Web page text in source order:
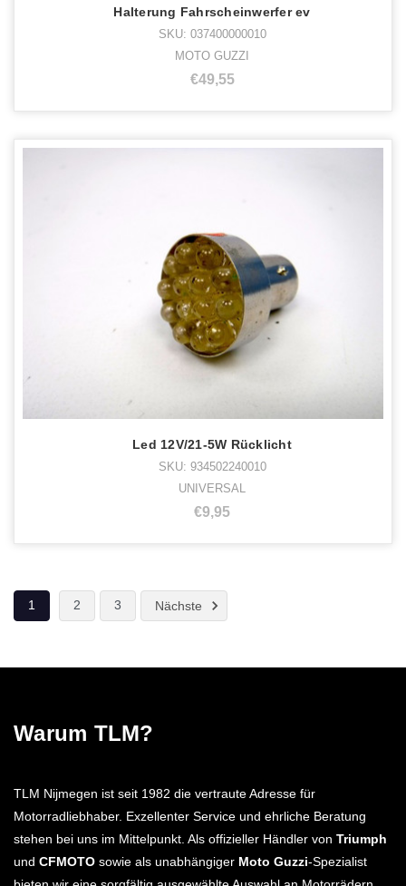
Halterung Fahrscheinwerfer ev
SKU: 037400000010
MOTO GUZZI
€49,55
Led 12V/21-5W Rücklicht
SKU: 934502240010
UNIVERSAL
€9,95
1 2 3 Nächste
Warum TLM?
TLM Nijmegen ist seit 1982 die vertraute Adresse für
Motorradliebhaber. Exzellenter Service und ehrliche Beratung
stehen bei uns im Mittelpunkt. Als offizieller Händler von Triumph
und CFMOTO sowie als unabhängiger Moto Guzzi-Spezialist